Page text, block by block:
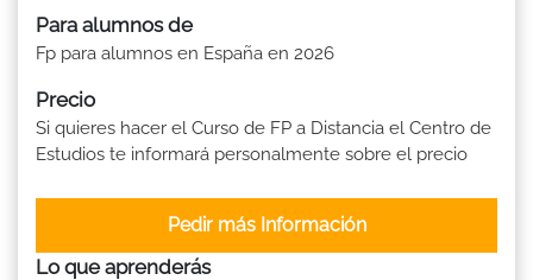
Para alumnos de
Fp para alumnos en España en 2026
Precio
Si quieres hacer el Curso de FP a Distancia el Centro de
Estudios te informará personalmente sobre el precio
Pedir más Información
Lo que aprenderás